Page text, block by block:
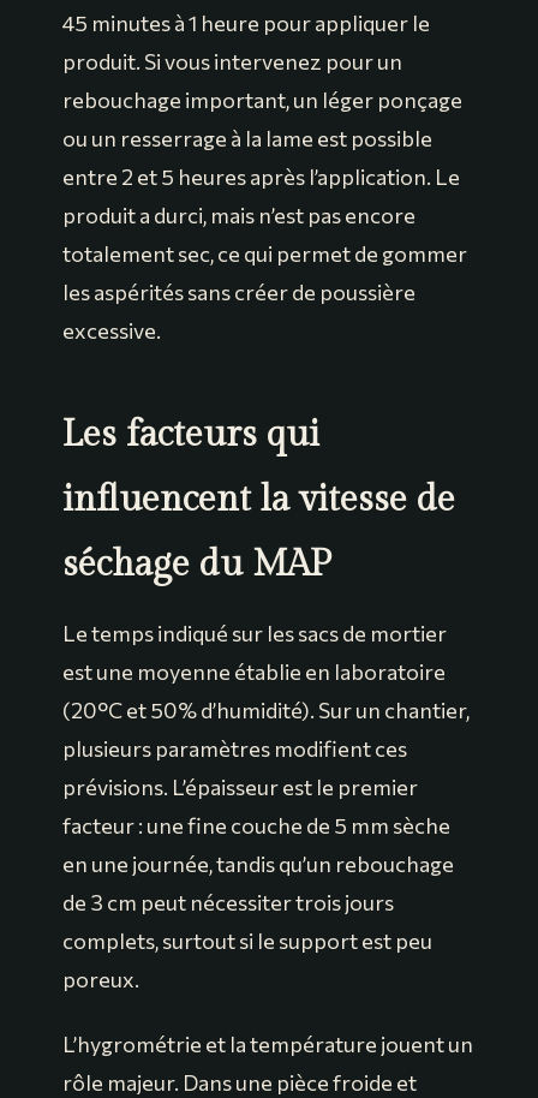
45 minutes à 1 heure pour appliquer le
produit. Si vous intervenez pour un
rebouchage important, un léger ponçage
ou un resserrage à la lame est possible
entre 2 et 5 heures après l’application. Le
produit a durci, mais n’est pas encore
totalement sec, ce qui permet de gommer
les aspérités sans créer de poussière
excessive.
Les facteurs qui
influencent la vitesse de
séchage du MAP
Le temps indiqué sur les sacs de mortier
est une moyenne établie en laboratoire
(20°C et 50% d’humidité). Sur un chantier,
plusieurs paramètres modifient ces
prévisions. L’épaisseur est le premier
facteur : une fine couche de 5 mm sèche
en une journée, tandis qu’un rebouchage
de 3 cm peut nécessiter trois jours
complets, surtout si le support est peu
poreux.
L’hygrométrie et la température jouent un
rôle majeur. Dans une pièce froide et